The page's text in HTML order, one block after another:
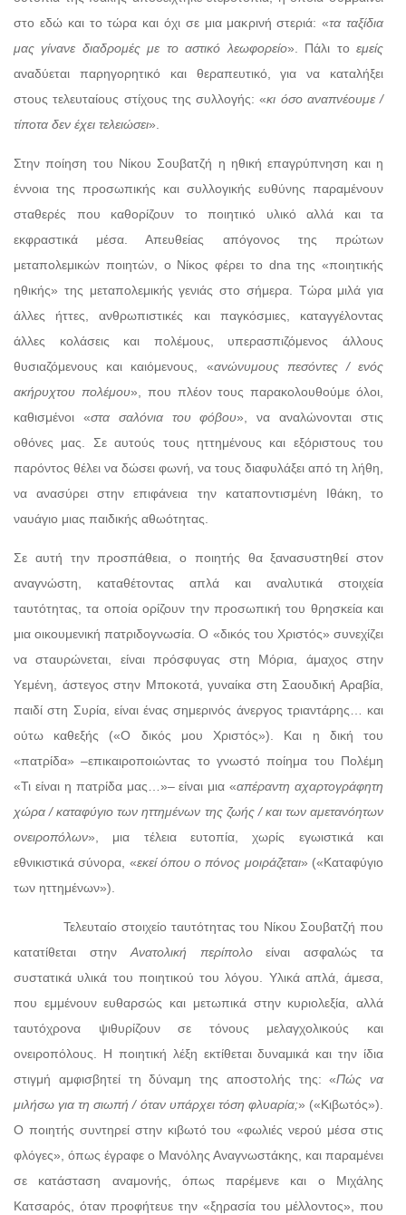
στο εδώ και το τώρα και όχι σε μια μακρινή στεριά: «τα ταξίδια
μας γίνανε διαδρομές με το αστικό λεωφορείο». Πάλι τοεμείς
αναδύεται παρηγορητικό και θεραπευτικό, για να καταλήξει
στους τελευταίους στίχους της συλλογής: «κι όσο αναπνέουμε /
τίποτα δεν έχει τελειώσει».
Στην ποίηση του Νίκου Σουβατζή η ηθική επαγρύπνηση και η
έννοια της προσωπικής και συλλογικής ευθύνης παραμένουν
σταθερές που καθορίζουν το ποιητικό υλικό αλλά και τα
εκφραστικά μέσα. Απευθείας απόγονος της πρώτων
μεταπολεμικών ποιητών, ο Νίκος φέρει το dna της «ποιητικής
ηθικής» της μεταπολεμικής γενιάς στο σήμερα. Τώρα μιλά για
άλλες ήττες, ανθρωπιστικές και παγκόσμιες, καταγγέλοντας
άλλες κολάσεις και πολέμους, υπερασπιζόμενος άλλους
θυσιαζόμενους και καιόμενους, «ανώνυμους πεσόντες / ενός
ακήρυχτου πολέμου», που πλέον τους παρακολουθούμε όλοι,
καθισμένοι «στα σαλόνια του φόβου», να αναλώνονται στις
οθόνες μας. Σε αυτούς τους ηττημένους και εξόριστους του
παρόντος θέλει να δώσει φωνή, να τους διαφυλάξει από τη λήθη,
να ανασύρει στην επιφάνεια την καταποντισμένη Ιθάκη, το
ναυάγιο μιας παιδικής αθωότητας.
Σε αυτή την προσπάθεια, ο ποιητής θα ξανασυστηθεί στον
αναγνώστη, καταθέτοντας απλά και αναλυτικά στοιχεία
ταυτότητας, τα οποία ορίζουν την προσωπική του θρησκεία και
μια οικουμενική πατριδογνωσία. Ο «δικός του Χριστός» συνεχίζει
να σταυρώνεται, είναι πρόσφυγας στη Μόρια, άμαχος στην
Υεμένη, άστεγος στην Μποκοτά, γυναίκα στη Σαουδική Αραβία,
παιδί στη Συρία, είναι ένας σημερινός άνεργος τριαντάρης… και
ούτω καθεξής («Ο δικός μου Χριστός»). Και η δική του
«πατρίδα» –επικαιροποιώντας το γνωστό ποίημα του Πολέμη
«Τι είναι η πατρίδα μας…»– είναι μια «απέραντη αχαρτογράφητη
χώρα / καταφύγιο των ηττημένων της ζωής / και των αμετανόητων
ονειροπόλων», μια τέλεια ευτοπία, χωρίς εγωιστικά και
εθνικιστικά σύνορα, «εκεί όπου ο πόνος μοιράζεται» («Καταφύγιο
των ηττημένων»).
Τελευταίο στοιχείο ταυτότητας του Νίκου Σουβατζή που
κατατίθεται στηνΑνατολική περίπολοείναι ασφαλώς τα
συστατικά υλικά του ποιητικού του λόγου. Υλικά απλά, άμεσα,
που εμμένουν ευθαρσώς και μετωπικά στην κυριολεξία, αλλά
ταυτόχρονα ψιθυρίζουν σε τόνους μελαγχολικούς και
ονειροπόλους. Η ποιητική λέξη εκτίθεται δυναμικά και την ίδια
στιγμή αμφισβητεί τη δύναμη της αποστολής της: «Πώς να
μιλήσω για τη σιωπή / όταν υπάρχει τόση φλυαρία;» («Κιβωτός»).
Ο ποιητής συντηρεί στην κιβωτό του «φωλιές νερού μέσα στις
φλόγες», όπως έγραφε ο Μανόλης Αναγνωστάκης, και παραμένει
σε κατάσταση αναμονής, όπως παρέμενε και ο Μιχάλης
Κατσαρός, όταν προφήτευε την «ξηρασία του μέλλοντος», που